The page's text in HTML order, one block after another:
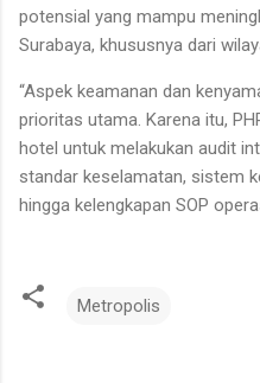
potensial yang mampu
Surabaya, khususnya dari
“Aspek keamanan dan
prioritas utama. Karena itu,
hotel untuk melakukan audit
standar keselamatan, sistem
hingga kelengkapan SOP
Metropolis